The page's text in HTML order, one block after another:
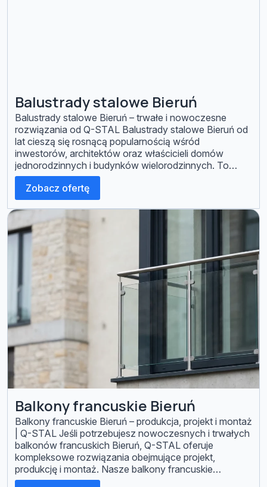
Balustrady stalowe Bieruń
Balustrady stalowe Bieruń – trwałe i nowoczesne
rozwiązania od Q-STAL Balustrady stalowe Bieruń od
lat cieszą się rosnącą popularnością wśród
inwestorów, architektów oraz właścicieli domów
jednorodzinnych i budynków wielorodzinnych. To
rozwiązanie, które łączy w sobie trwałość,
bezpieczeństwo oraz nowoczesną estetykę. Firma Q-
STAL specjalizuje się w projektowaniu i wykonaniu
balustrad stalowych dopasowanych do
indywidualnych potrzeb klientów […]
Zobacz ofertę
Balkony francuskie Bieruń
Balkony francuskie Bieruń – produkcja, projekt i montaż
| Q-STAL Jeśli potrzebujesz nowoczesnych i trwałych
balkonów francuskich Bieruń, Q-STAL oferuje
kompleksowe rozwiązania obejmujące projekt,
produkcję i montaż. Nasze balkony francuskie
powstają z wysokiej jakości stali nierdzewnej,